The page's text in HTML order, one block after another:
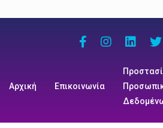
Αρχική Επικοινωνία